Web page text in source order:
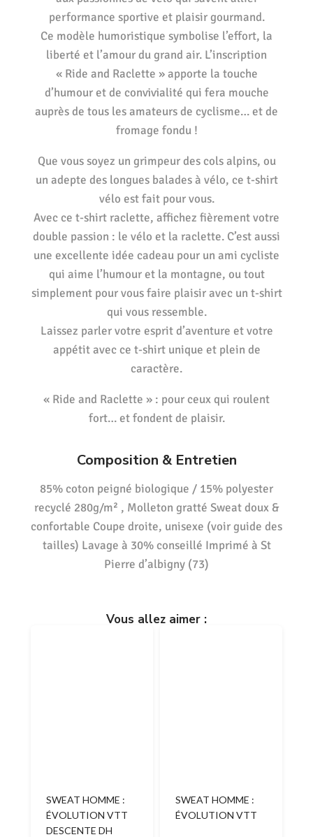
performance sportive et plaisir gourmand.
Ce modèle humoristique symbolise l’effort, la
liberté et l’amour du grand air. L’inscription
« Ride and Raclette » apporte la touche
d’humour et de convivialité qui fera mouche
auprès de tous les amateurs de cyclisme… et de
fromage fondu !
Que vous soyez un grimpeur des cols alpins, ou
un adepte des longues balades à vélo, ce t-shirt
vélo est fait pour vous.
Avec ce t-shirt raclette, affichez fièrement votre
double passion : le vélo et la raclette. C’est aussi
une excellente idée cadeau pour un ami cycliste
qui aime l’humour et la montagne, ou tout
simplement pour vous faire plaisir avec un t-shirt
qui vous ressemble.
Laissez parler votre esprit d’aventure et votre
appétit avec ce t-shirt unique et plein de
caractère.
« Ride and Raclette » : pour ceux qui roulent
fort… et fondent de plaisir.
Composition & Entretien
85% coton peigné biologique / 15% polyester
recyclé 280g/m² , Molleton gratté Sweat doux &
confortable Coupe droite, unisexe (voir guide des
tailles) Lavage à 30% conseillé Imprimé à St
Pierre d’albigny (73)
Vous allez aimer :
SWEAT HOMME :
ÉVOLUTION VTT
DESCENTE DH
SWEAT HOMME :
ÉVOLUTION VTT